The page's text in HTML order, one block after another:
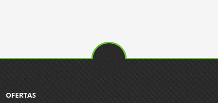
OFERTAS